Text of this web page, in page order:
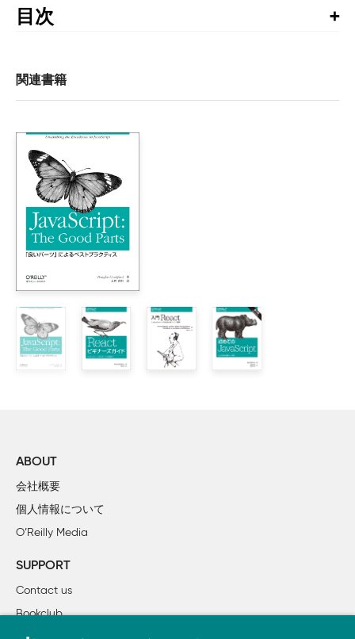
目次
第Ⅰ部　イントロダクションと基本的な概念
1章　アイソモーフィックJavaScriptが求められる理由
    1.1　アイソモーフィックJavaScriptの定義
    1.2　Webアプリケーションのアーキテクチャーの評価
        1.2.1　変化を求める風潮
        1.2.2　エンジニアとしての懸念
        1.2.3　利用可能なアーキテクチャー
    1.3　アイソモーフィックさが必要ない場合
    1.4　まとめ
2章　アイソモーフィックJavaScriptのスペクトル
    2.1　ビューの共有
        2.1.1　テンプレートの共有
3章　アイソモーフィックJavaScriptのカテゴリー
    3.2　それぞれの環境にシムが用意されたコード
    3.3　まとめ
    4.1　リアルタイムWebアプリケーション
        4.1.1　アイソモーフィックなAPI
関連書籍
ABOUT
会社概要
個人情報について
O’Reilly Media
SUPPORT
Contact us
Bookclub